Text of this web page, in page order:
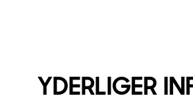
YDERLIGER